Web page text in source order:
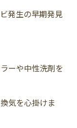
発生の早期発見
ーや中性洗剤を
気を心掛けま